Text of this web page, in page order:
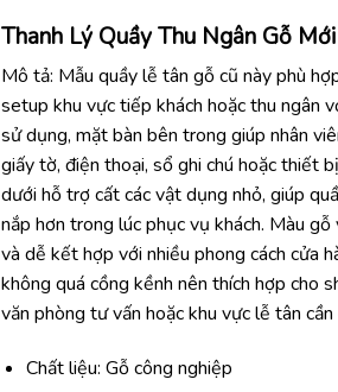
Thanh Lý Quầy Thu Ngân Gỗ
Mô tả: Mẫu quầy lễ tân gỗ cũ này phù
setup khu vực tiếp khách hoặc thu ngân
sử dụng, mặt bàn bên trong giúp nhân
giấy tờ, điện thoại, sổ ghi chú hoặc thiết
dưới hỗ trợ cất các vật dụng nhỏ, giúp
nắp hơn trong lúc phục vụ khách. Màu
và dễ kết hợp với nhiều phong cách cửa
không quá cồng kềnh nên thích hợp cho
văn phòng tư vấn hoặc khu vực lễ tân cần
Chất liệu: Gỗ công nghiệp